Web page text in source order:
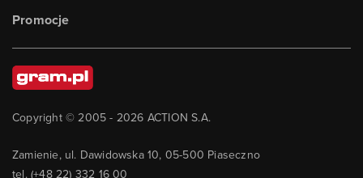
Promocje
Copyright © 2005 - 2026 ACTION S.A.
Zamienie, ul. Dawidowska 10, 05-500 Piaseczno
tel. (+48 22) 332 16 00